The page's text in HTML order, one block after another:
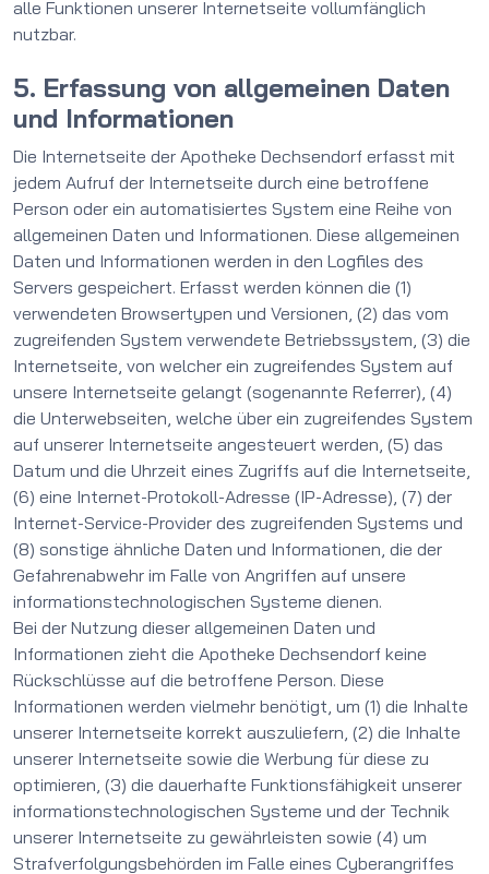
alle Funktionen unserer Internetseite vollumfänglich
nutzbar.
5. Erfassung von allgemeinen Daten
und Informationen
Die Internetseite der Apotheke Dechsendorf erfasst mit
jedem Aufruf der Internetseite durch eine betroffene
Person oder ein automatisiertes System eine Reihe von
allgemeinen Daten und Informationen. Diese allgemeinen
Daten und Informationen werden in den Logfiles des
Servers gespeichert. Erfasst werden können die (1)
verwendeten Browsertypen und Versionen, (2) das vom
zugreifenden System verwendete Betriebssystem, (3) die
Internetseite, von welcher ein zugreifendes System auf
unsere Internetseite gelangt (sogenannte Referrer), (4)
die Unterwebseiten, welche über ein zugreifendes System
auf unserer Internetseite angesteuert werden, (5) das
Datum und die Uhrzeit eines Zugriffs auf die Internetseite,
(6) eine Internet-Protokoll-Adresse (IP-Adresse), (7) der
Internet-Service-Provider des zugreifenden Systems und
(8) sonstige ähnliche Daten und Informationen, die der
Gefahrenabwehr im Falle von Angriffen auf unsere
informationstechnologischen Systeme dienen.
Bei der Nutzung dieser allgemeinen Daten und
Informationen zieht die Apotheke Dechsendorf keine
Rückschlüsse auf die betroffene Person. Diese
Informationen werden vielmehr benötigt, um (1) die Inhalte
unserer Internetseite korrekt auszuliefern, (2) die Inhalte
unserer Internetseite sowie die Werbung für diese zu
optimieren, (3) die dauerhafte Funktionsfähigkeit unserer
informationstechnologischen Systeme und der Technik
unserer Internetseite zu gewährleisten sowie (4) um
Strafverfolgungsbehörden im Falle eines Cyberangriffes